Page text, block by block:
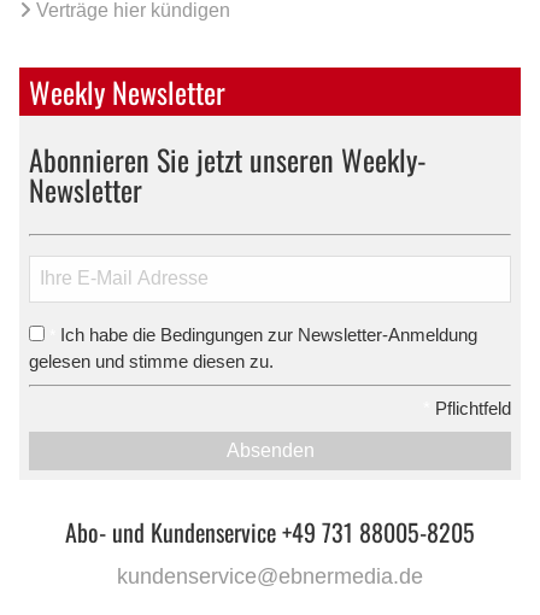
Verträge hier kündigen
Weekly Newsletter
Abonnieren Sie jetzt unseren Weekly-
Newsletter
Ich habe die Bedingungen zur Newsletter-Anmeldung
gelesen und stimme diesen zu.
Pflichtfeld
Absenden
Abo- und Kundenservice +49 731 88005-8205
kundenservice@ebnermedia.de